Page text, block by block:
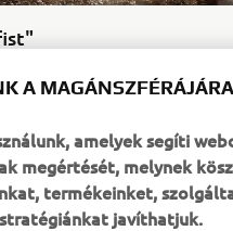
2014
A MAGÁNSZFÉRÁJÁRA
amelyek segíti
megértését, melynek
termékeinket,
javíthatjuk.